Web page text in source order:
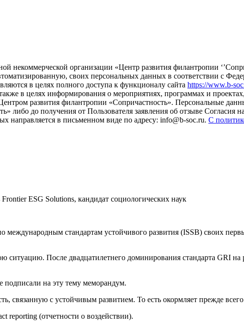
некоммерческой организации «Центр развития филантропии
своих персональных данных в соответствии с
в целях полного доступа к функционалу сайта https://www.b-
в целях информирования о мероприятиях, программах и
развития филантропии «Сопричастность». Персональные
до получения от Пользователя заявления об отзыве Согласия
направляется в письменном виде по адресу: info@b-soc.ru. С
ESG Solutions, кандидат социологических наук
международным стандартам устойчивого развития (ISSB) своих
После двадцатилетнего доминирования стандарта GRI на
на эту тему меморандум.
связанную с устойчивым развитием. То есть окормляет прежде
reporting (отчетности о воздействии).